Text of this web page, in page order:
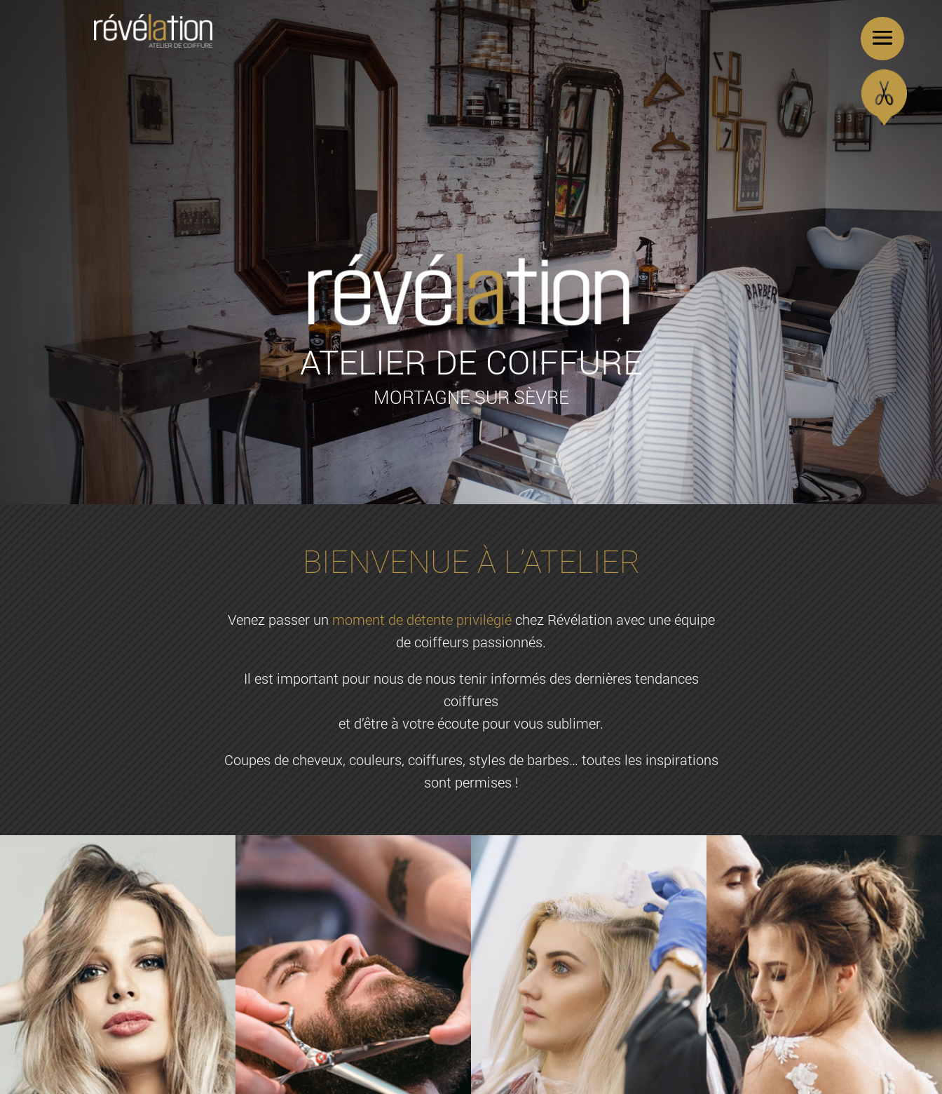
ATELIER DE COIFFURE
MORTAGNE SUR SÈVRE
BIENVENUE À L’ATELIER
Venez passer un moment de détente privilégiéchez Révélation avec une équipe
de coiffeurs passionnés.
Il est important pour nous de nous tenir informés des dernières tendances
coiffures
et d’être à votre écoute pour vous sublimer.
Coupes de cheveux, couleurs, coiffures, styles de barbes… toutes les inspirations
sont permises !